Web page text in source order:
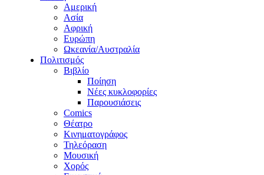
Αμερική
Ασία
Αφρική
Ευρώπη
Ωκεανία/Αυστραλία
Πολιτισμός
Βιβλίο
Ποίηση
Νέες κυκλοφορίες
Παρουσιάσεις
Comics
Θέατρο
Κινηματογράφος
Τηλεόραση
Μουσική
Χορός